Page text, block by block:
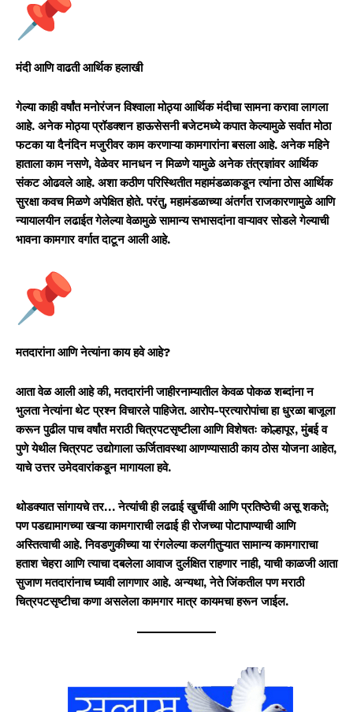
मंदी आणि वाढती आर्थिक हलाखी
गेल्या काही वर्षांत मनोरंजन विश्वाला मोठ्या आर्थिक मंदीचा सामना करावा लागला
आहे. अनेक मोठ्या प्रॉडक्शन हाऊसेसनी बजेटमध्ये कपात केल्यामुळे सर्वात मोठा
फटका या दैनंदिन मजुरीवर काम करणाऱ्या कामगारांना बसला आहे. अनेक महिने
हाताला काम नसणे, वेळेवर मानधन न मिळणे यामुळे अनेक तंत्रज्ञांवर आर्थिक
संकट ओढवले आहे. अशा कठीण परिस्थितीत महामंडळाकडून त्यांना ठोस आर्थिक
सुरक्षा कवच मिळणे अपेक्षित होते. परंतु, महामंडळाच्या अंतर्गत राजकारणामुळे आणि
न्यायालयीन लढाईत गेलेल्या वेळामुळे सामान्य सभासदांना वाऱ्यावर सोडले गेल्याची
भावना कामगार वर्गात दाटून आली आहे.
मतदारांना आणि नेत्यांना काय हवे आहे?
आता वेळ आली आहे की, मतदारांनी जाहीरनाम्यातील केवळ पोकळ शब्दांना न
भुलता नेत्यांना थेट प्रश्न विचारले पाहिजेत. आरोप-प्रत्यारोपांचा हा धुरळा बाजूला
करून पुढील पाच वर्षांत मराठी चित्रपटसृष्टीला आणि विशेषतः कोल्हापूर, मुंबई व
पुणे येथील चित्रपट उद्योगाला ऊर्जितावस्था आणण्यासाठी काय ठोस योजना आहेत,
याचे उत्तर उमेदवारांकडून मागायला हवे.
थोडक्यात सांगायचे तर… नेत्यांची ही लढाई खुर्चीची आणि प्रतिष्ठेची असू शकते;
पण पडद्यामागच्या खऱ्या कामगाराची लढाई ही रोजच्या पोटापाण्याची आणि
अस्तित्वाची आहे. निवडणुकीच्या या रंगलेल्या कलगीतुऱ्यात सामान्य कामगाराचा
हताश चेहरा आणि त्याचा दबलेला आवाज दुर्लक्षित राहणार नाही, याची काळजी आता
सुजाण मतदारांनाच घ्यावी लागणार आहे. अन्यथा, नेते जिंकतील पण मराठी
चित्रपटसृष्टीचा कणा असलेला कामगार मात्र कायमचा हरून जाईल.